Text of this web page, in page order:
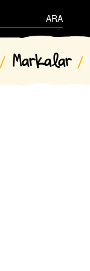
ARA
Markalar